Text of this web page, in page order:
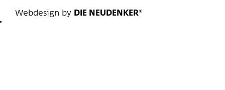
Webdesign by DIE NEUDENKER®